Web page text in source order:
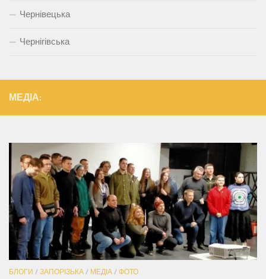
Чернівецька
Чернігівська
МЕДІА:
БЛОГИ / ЗАПОРІЗЬКА / МЕДІА / ФОТО